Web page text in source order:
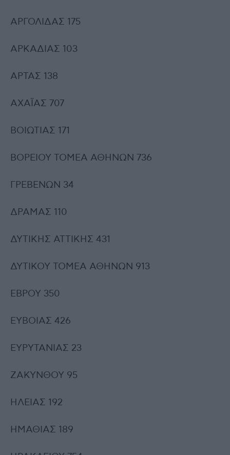
ΑΡΓΟΛΙΔΑΣ 175
ΑΡΚΑΔΙΑΣ 103
ΑΡΤΑΣ 138
ΑΧΑΪΑΣ 707
ΒΟΙΩΤΙΑΣ 171
ΒΟΡΕΙΟΥ ΤΟΜΕΑ ΑΘΗΝΩΝ 736
ΓΡΕΒΕΝΩΝ 34
ΔΡΑΜΑΣ 110
ΔΥΤΙΚΗΣ ΑΤΤΙΚΗΣ 431
ΔΥΤΙΚΟΥ ΤΟΜΕΑ ΑΘΗΝΩΝ 913
ΕΒΡΟΥ 350
ΕΥΒΟΙΑΣ 426
ΕΥΡΥΤΑΝΙΑΣ 23
ΖΑΚΥΝΘΟΥ 95
ΗΛΕΙΑΣ 192
ΗΜΑΘΙΑΣ 189